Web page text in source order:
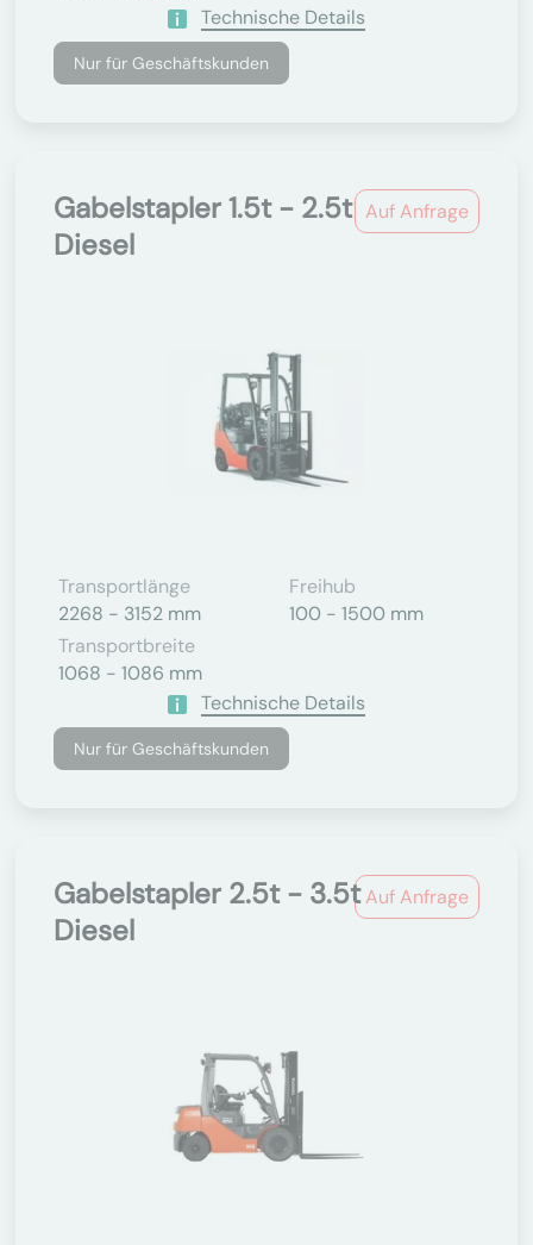
Technische Details
Nur für Geschäftskunden
Auf Anfrage
Gabelstapler 1.5t - 2.5t
Diesel
Transportlänge
2268 - 3152 mm
Freihub
100 - 1500 mm
Transportbreite
1068 - 1086 mm
Technische Details
Nur für Geschäftskunden
Auf Anfrage
Gabelstapler 2.5t - 3.5t
Diesel